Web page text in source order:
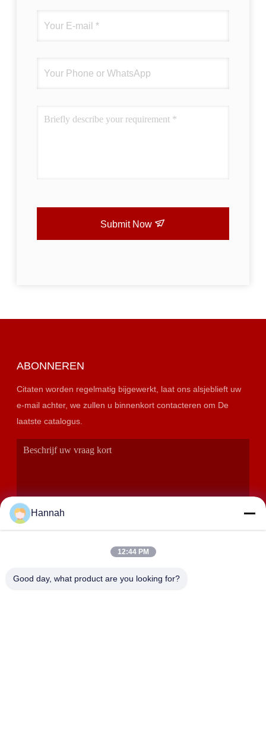
Submit Now
ABONNEREN
Citaten worden regelmatig bijgewerkt, laat ons alsjeblieft uw
e-mail achter, we zullen u binnenkort contacteren om De
laatste catalogus.
Hannah
12:44 PM
Good day, what product are you looking for?